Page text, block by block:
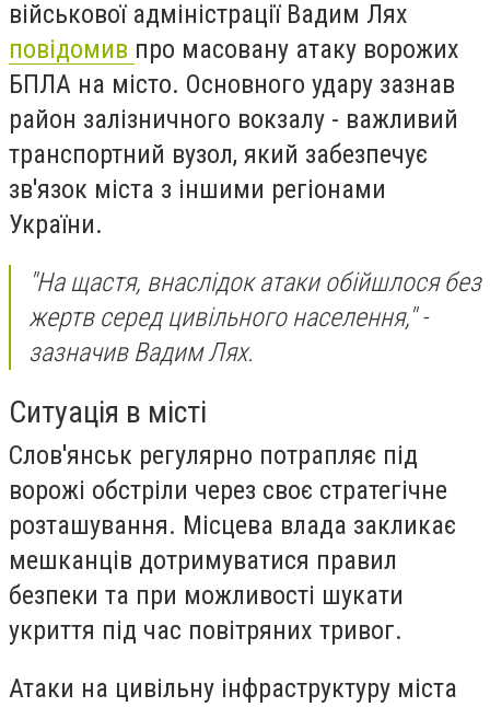
військової адміністрації Вадим Лях
повідомив про масовану атаку ворожих
БПЛА на місто. Основного удару зазнав
район залізничного вокзалу - важливий
транспортний вузол, який забезпечує
зв'язок міста з іншими регіонами
України.
"На щастя, внаслідок атаки обійшлося без
жертв серед цивільного населення," -
зазначив Вадим Лях.
Ситуація в місті
Слов'янськ регулярно потрапляє під
ворожі обстріли через своє стратегічне
розташування. Місцева влада закликає
мешканців дотримуватися правил
безпеки та при можливості шукати
укриття під час повітряних тривог.
Атаки на цивільну інфраструктуру міста